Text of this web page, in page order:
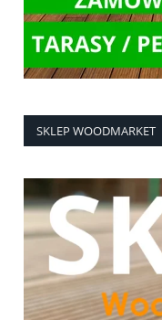
SKLEP WOODMARKET